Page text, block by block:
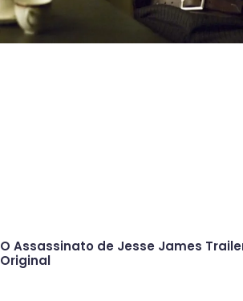
O Assassinato de Jesse James
Original